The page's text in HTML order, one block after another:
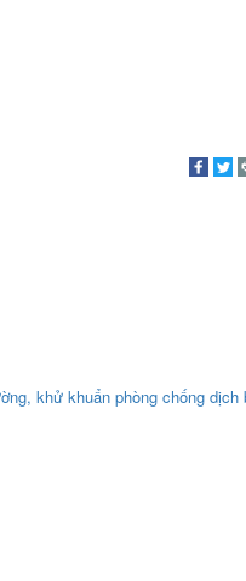
khử khuẩn phòng chống dịch